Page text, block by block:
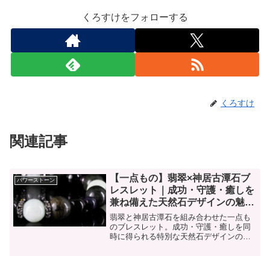
くろすけをフォローする
くろすけ
関連記事
パワーストーン
【一点もの】翡翠×神居古潭石ブ
レスレット｜成功・守護・癒しを
兼ね備えた天然石デザインの魅力
を徹底解説
翡翠と神居古潭石を組み合わせた一点も
のブレスレット。成功・守護・癒しを同
時に得られる特別な天然石デザインの魅